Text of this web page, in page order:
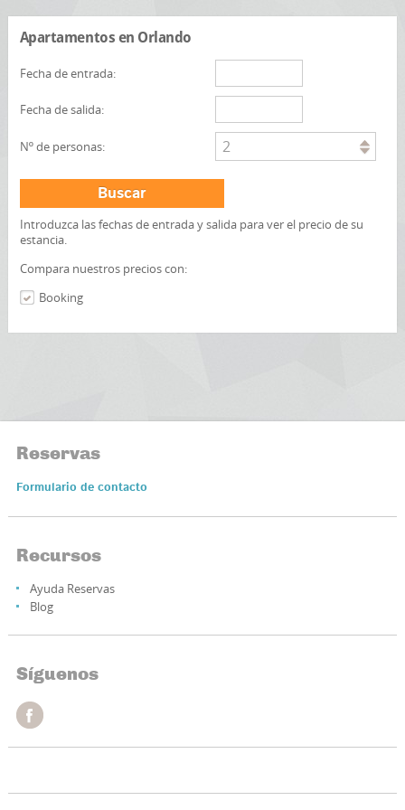
Apartamentos en Orlando
Fecha de entrada:
Fecha de salida:
Nº de personas: 2
Buscar
Introduzca las fechas de entrada y salida para ver el precio de su
estancia.
Compara nuestros precios con:
Booking
Reservas
Formulario de contacto
Recursos
Ayuda Reservas
Blog
Síguenos